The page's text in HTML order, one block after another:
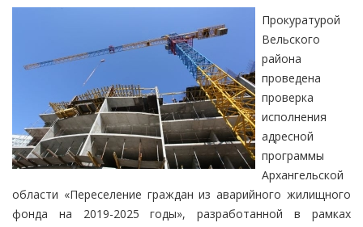
Прокуратурой
Вельского
района
проведена
проверка
исполнения
адресной
программы
Архангельской
области «Переселение граждан из аварийного жилищного
фонда на 2019-2025 годы», разработанной в рамках